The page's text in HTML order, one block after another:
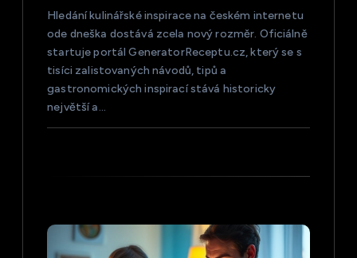
Hledání kulinářské inspirace na českém internetu
ode dneška dostává zcela nový rozměr. Oficiálně
startuje portál GeneratorReceptu.cz, který se s
tisíci zalistovaných návodů, tipů a
gastronomických inspirací stává historicky
největší a…